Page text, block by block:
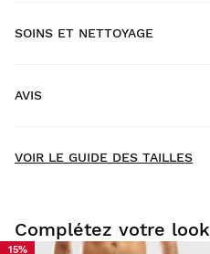
SOINS ET NETTOYAGE
AVIS
VOIR LE GUIDE DES TAILLES
Complétez votre look
15%